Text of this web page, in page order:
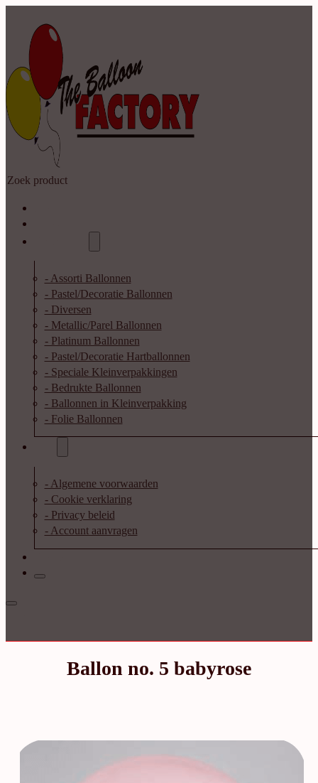
Zoeken
- Assorti Ballonnen
- Pastel/Decoratie Ballonnen
- Diversen
- Metallic/Parel Ballonnen
- Platinum Ballonnen
- Pastel/Decoratie Hartballonnen
- Speciale Kleinverpakkingen
- Bedrukte Ballonnen
- Ballonnen in Kleinverpakking
- Folie Ballonnen
- Algemene voorwaarden
- Cookie verklaring
- Privacy beleid
- Account aanvragen
Ballon no. 5 babyrose